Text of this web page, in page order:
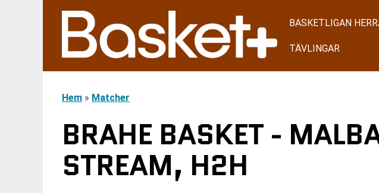
BASKETLIGAN
TÄVLINGAR
Hem » Matcher
BRAHE BASKET -
STREAM, H2H